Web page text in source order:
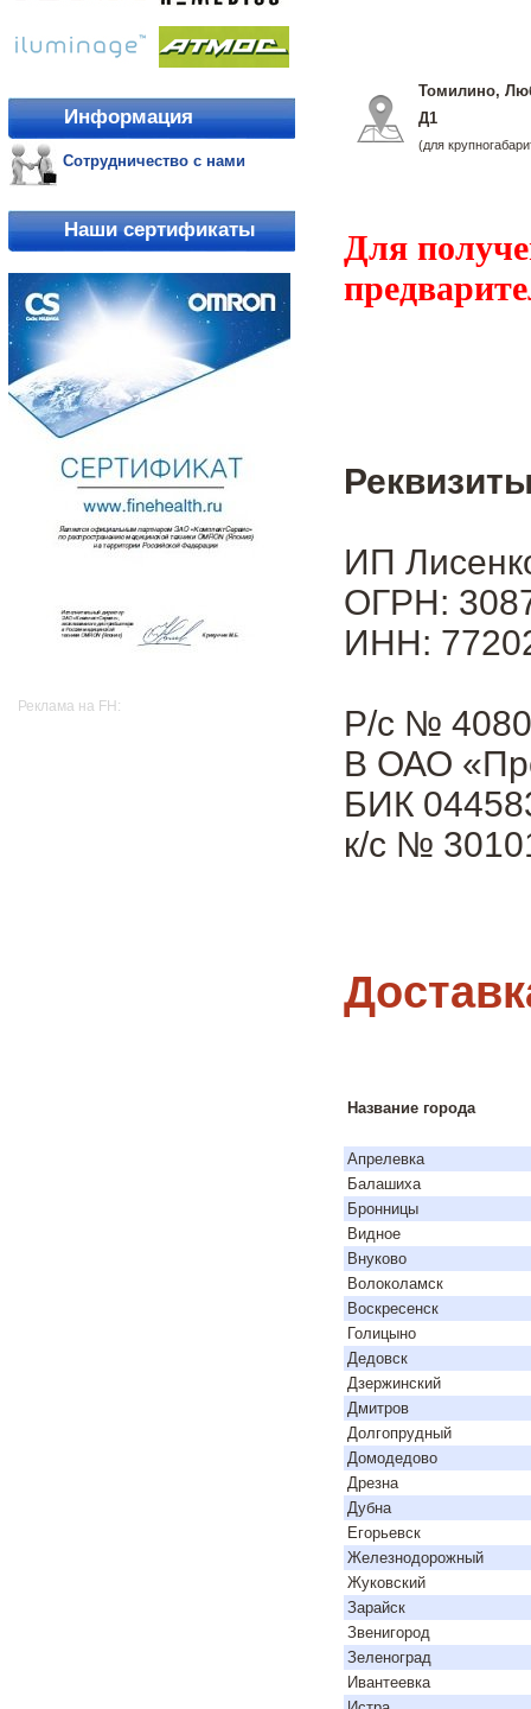
Информация
Сотрудничество с нами
Наши сертификаты
Реклама на FH:
Томилино,
Д1
(для
Для
ИП
ОГРН:
ИНН:
Р/с №
В ОАО
БИК
к/с №
Название города
Апрелевка
Балашиха
Бронницы
Видное
Внуково
Волоколамск
Воскресенск
Голицыно
Дедовск
Дзержинский
Дмитров
Долгопрудный
Домодедово
Дрезна
Дубна
Егорьевск
Железнодорожный
Жуковский
Зарайск
Звенигород
Зеленоград
Ивантеевка